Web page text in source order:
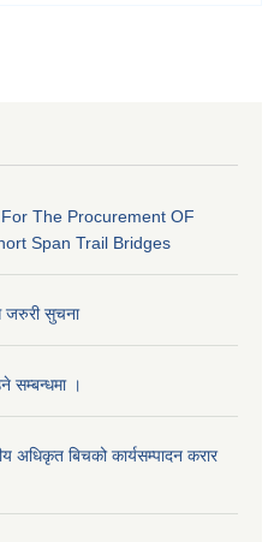
The Procurement OF
Span Trail Bridges
जरुरी सुचना
सम्बन्धमा ।
अधिकृत बिचको कार्यसम्पादन करार